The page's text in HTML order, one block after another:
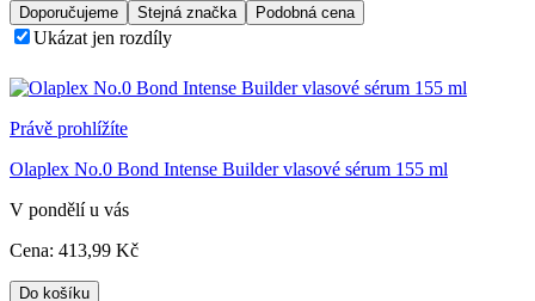
Doporučujeme Stejná značka Podobná cena
Ukázat jen rozdíly
Právě prohlížíte
Olaplex No.0 Bond Intense Builder vlasové sérum 155 ml
V pondělí u vás
Cena: 413,99 Kč
Do košíku